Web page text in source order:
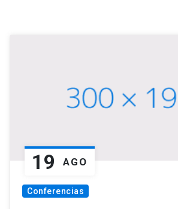
19 AGO
Conferencias